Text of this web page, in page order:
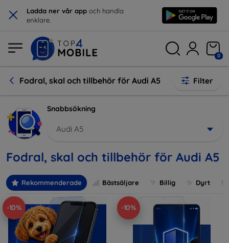
× Ladda ner vår app och handla
enklare.
0
Fodral, skal och tillbehör för Audi A5 Filter
Snabbsökning
Audi A5
Fodral, skal och tillbehör för Audi A5
Rekommenderade Bästsäljare Billig Dyrt
-10% -10%